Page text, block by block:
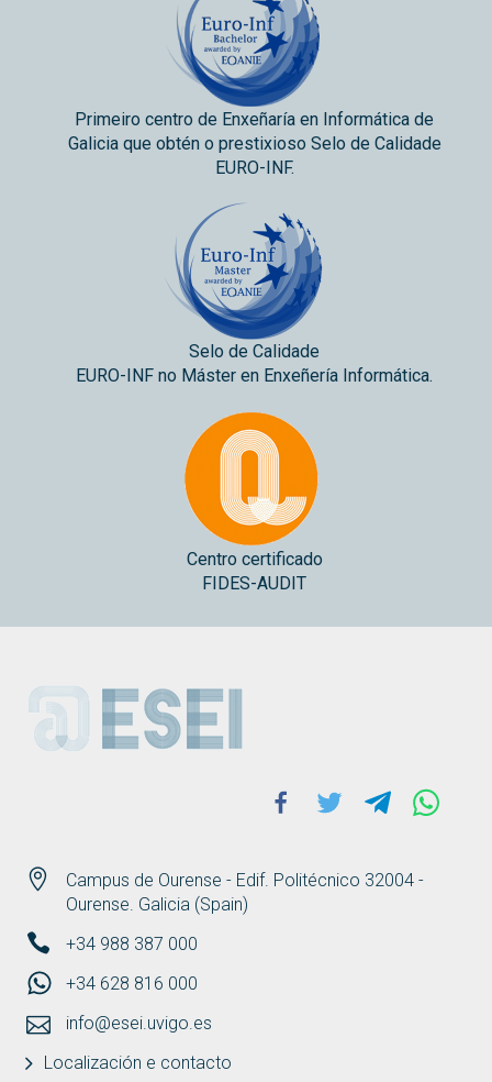
Primeiro centro de Enxeñaría en Informática de
Galicia que obtén o prestixioso Selo de Calidade
EURO-INF.
Selo de Calidade
EURO-INF no Máster en Enxeñería Informática.
Centro certificado
FIDES-AUDIT
ESEI
Campus de Ourense - Edif. Politécnico 32004 -
Ourense. Galicia (Spain)
+34 988 387 000
+34 628 816 000
info@esei.uvigo.es
Localización e contacto
Facebook
Twitter Telegram